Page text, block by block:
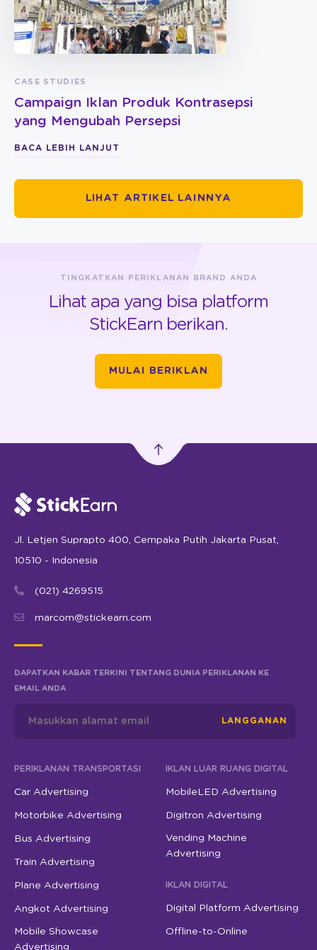
CASE STUDIES
Campaign Iklan Produk Kontrasepsi
yang Mengubah Persepsi
BACA LEBIH LANJUT
LIHAT ARTIKEL LAINNYA
TINGKATKAN PERIKLANAN BRAND ANDA
Lihat apa yang bisa platform
StickEarn berikan.
MULAI BERIKLAN
Jl. Letjen Suprapto 400, Cempaka Putih Jakarta Pusat,
10510 - Indonesia
(021) 4269515
marcom@stickearn.com
DAPATKAN KABAR TERKINI TENTANG DUNIA PERIKLANAN KE
EMAIL ANDA
LANGGANAN
PERIKLANAN TRANSPORTASI
Car Advertising
Motorbike Advertising
Bus Advertising
Train Advertising
Plane Advertising
Angkot Advertising
Mobile Showcase
Advertising
IKLAN LUAR RUANG DIGITAL
MobileLED Advertising
Digitron Advertising
Vending Machine
Advertising
IKLAN DIGITAL
Digital Platform Advertising
Offline-to-Online